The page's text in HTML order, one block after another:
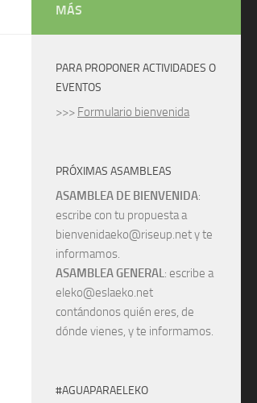
MÁS
PARA PROPONER ACTIVIDADES O
EVENTOS
>>> Formulario bienvenida
PRÓXIMAS ASAMBLEAS
ASAMBLEA DE BIENVENIDA:
escribe con tu propuesta a
bienvenidaeko@riseup.net y te
informamos.
ASAMBLEA GENERAL: escribe a
eleko@eslaeko.net
contándonos quién eres, de
dónde vienes, y te informamos.
#AGUAPARAELEKO